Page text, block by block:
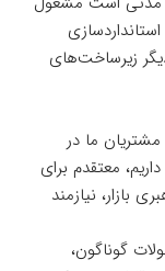
زیرساخت‌های
ما در
معتقدم برای
بازار، نیازمند
گوناگون،